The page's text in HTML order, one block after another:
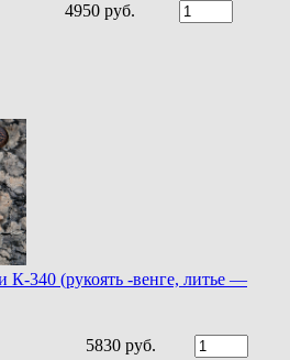
4950 руб.
К-340 (рукоять -венге, литье —
5830 руб.